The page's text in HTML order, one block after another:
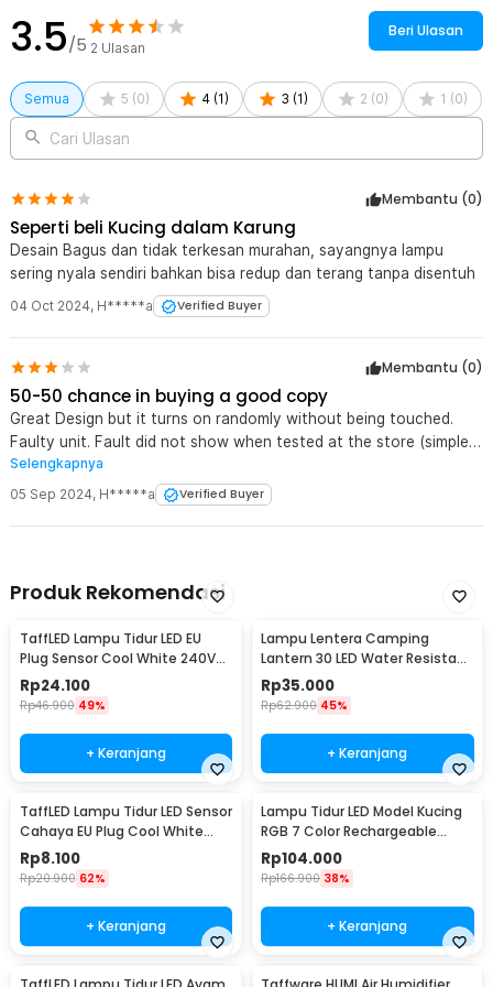
lelah. Cocok untuk digunakan saat membaca, bekerja, atau
beristirahat. Dengan pencahayaan yang lembut dan tidak
menyilaukan, lampu ini mendukung kenyamanan visual dalam
Kelengkapan Produk
Rincian yang Anda dapatkan untuk pembelian produk ini:
1800mAh - P340
1 x Kabel USB Type C
1 x Panduan Penggunaan
3.5/5 2 Ulasan
Beri Ulasan
Semua 5 (0) 4 (1 ) 3 (1 ) 2 (0) 1 (0)
Cari Ulasan
Membantu (0)
Seperti beli Kucing dalam Karung
Desain Bagus dan tidak terkesan murahan, sayangnya lampu
sering nyala sendiri bahkan bisa redup dan terang tanpa disentuh
04 Oct 2024, H*****a Verified Buyer
Membantu (0)
50-50 chance in buying a good copy
Great Design but it turns on randomly without being touched.
Faulty unit. Fault did not show when tested at the store (simple
on-off function)
Selengkapnya
05 Sep 2024, H*****a Verified Buyer
Produk Rekomendasi
TaffLED Lampu Tidur LED EU
Plug Sensor Cool White 240V
0.5W - LXX3148
Rp24.100
Rp46.900 49%
+ Keranjang
Lampu Lentera Camping
Lantern 30 LED Water Resistant
- GY18
Rp35.000
Rp62.900 45%
+ Keranjang
TaffLED Lampu Tidur LED Sensor
Cahaya EU Plug Cool White
0.5W 250V - L200
Rp8.100
Rp20.900 62%
+ Keranjang
Lampu Tidur LED Model Kucing
RGB 7 Color Rechargeable
0.4W 5V 1200mAh - LJC-101
Rp104.000
Rp166.900 38%
+ Keranjang